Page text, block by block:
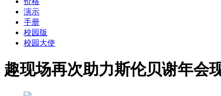
演示
手册
校园版
校园大使
趣现场再次助力斯伦贝谢年会